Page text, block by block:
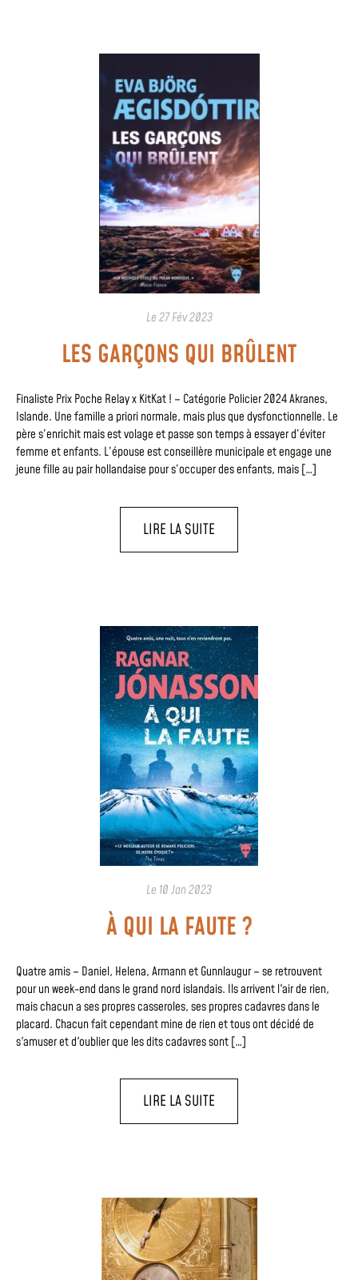
Le27 Fév 2023
LES GARÇONS QUI BRÛLENT
Finaliste Prix Poche Relay x KitKat ! – Catégorie Policier 2024 Akranes,
Islande. Une famille a priori normale, mais plus que dysfonctionnelle. Le
père s’enrichit mais est volage et passe son temps à essayer d’éviter
femme et enfants. L’épouse est conseillère municipale et engage une
jeune fille au pair hollandaise pour s’occuper des enfants, mais […]
LIRE LA SUITE
Le 10 Jan 2023
À QUI LA FAUTE ?
Quatre amis – Daniel, Helena, Armann et Gunnlaugur – se retrouvent
pour un week-end dans le grand nord islandais. Ils arrivent l'air de rien,
mais chacun a ses propres casseroles, ses propres cadavres dans le
placard. Chacun fait cependant mine de rien et tous ont décidé de
s'amuser et d'oublier que les dits cadavres sont […]
LIRE LA SUITE